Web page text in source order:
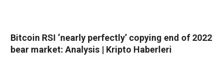
Bitcoin RSI ‘nearly perfectly’ copying end of 2022
bear market: Analysis | Kripto Haberleri